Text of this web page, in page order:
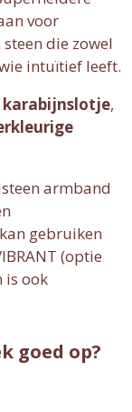
voor
die zowel
intuïtief leeft.
karabijnslotje,
armband
gebruiken
(optie
is ook
goed op?